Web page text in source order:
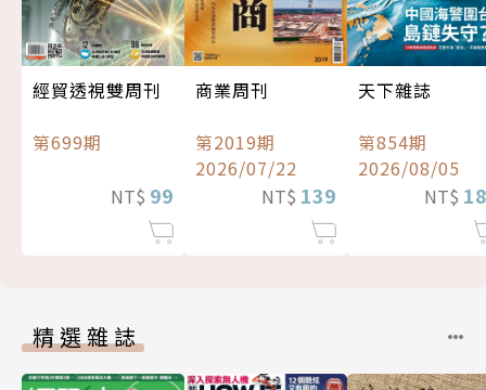
經貿透視雙周刊
第699期
NT$ 99
商業周刊
第2019期
2026/07/22
NT$ 139
天下雜誌
第854期
2026/08/05
NT$
精選雜誌